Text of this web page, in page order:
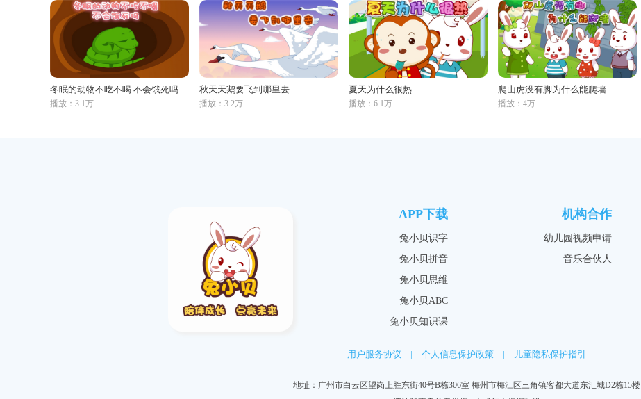
冬眠的动物不吃不喝 不会饿死吗
播放：3.1万
秋天天鹅要飞到哪里去
播放：3.2万
夏天为什么很热
播放：6.1万
爬山虎没有脚为什么能爬墙
播放：4万
APP下载
兔小贝识字
兔小贝拼音
兔小贝思维
兔小贝ABC
兔小贝知识课
机构合作
幼儿园视频申请
音乐合伙人
用户服务协议 | 个人信息保护政策 | 儿童隐私保护指引
地址：广州市白云区望岗上胜东街40号B栋306室 梅州市梅江区三角镇客都大道东汇城D2栋15楼